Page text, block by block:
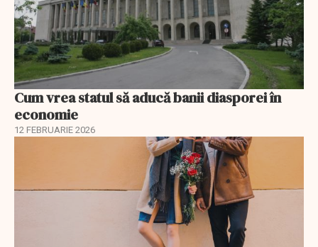
Cum vrea statul să aducă banii diasporei în
economie
12 FEBRUARIE 2026